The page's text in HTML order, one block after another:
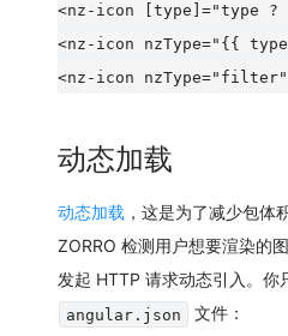
<nz-icon
<nz-icon nzType="{{
动态加载
动态加载 ，这是为了减少包体
ZORRO 检测用户想要渲染的
发起 HTTP 请求动态引入。你
angular.json 文件：